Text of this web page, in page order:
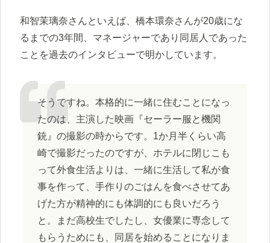
和智茉璃奈さんといえば、橋本環奈さんが20歳にな
るまでの3年間、マネージャーであり同居人であった
ことを過去のインタビューで明かしています。
そうですね。本格的に一緒に住むことになっ
たのは、主演した映画『セーラー服と機関
銃』の撮影の時からです。1か月半くらい高
崎で撮影だったのですが、ホテルに閉じこも
って外食生活よりは、一緒に生活して私が食
事を作って、手作りのごはんを食べさせてあ
げた方が精神的にも体調的にも良いだろう
と。まだ高校生でしたし、女優業に専念して
もらうためにも、同居を始めることになりま